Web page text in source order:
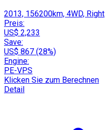
2013, 156200km, 4WD, Right
Preis:
US$ 2,233
Save:
US$ 867 (28%)
Engine:
PE-VPS
Klicken Sie zum Berechnen
Detail